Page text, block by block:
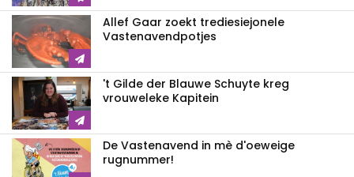
Allef Gaar zoekt trediesiejonele
Vastenavendpotjes
't Gilde der Blauwe Schuyte kreg
vrouweleke Kapitein
De Vastenavend in mè d'oeweige
rugnummer!